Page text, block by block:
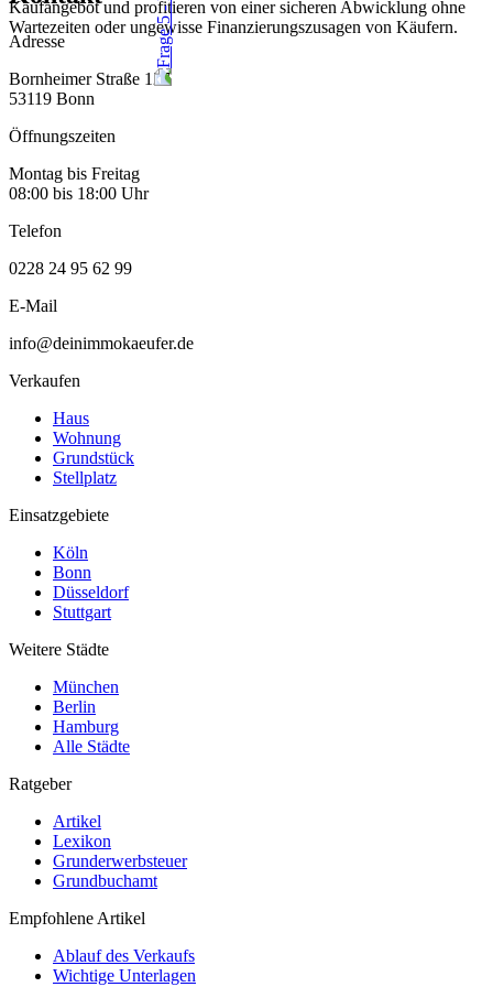
Kaufangebot und profitieren von einer sicheren Abwicklung ohne
Wartezeiten oder ungewisse Finanzierungszusagen von Käufern.
Adresse
Bornheimer Straße 127
53119 Bonn
Öffnungszeiten
Montag bis Freitag
08:00 bis 18:00 Uhr
Telefon
0228 24 95 62 99
E-Mail
info@deinimmokaeufer.de
Verkaufen
Haus
Wohnung
Grundstück
Stellplatz
Einsatzgebiete
Köln
Bonn
Düsseldorf
Stuttgart
Weitere Städte
München
Berlin
Hamburg
Alle Städte
Ratgeber
Artikel
Lexikon
Grunderwerbsteuer
Grundbuchamt
Empfohlene Artikel
Ablauf des Verkaufs
Wichtige Unterlagen